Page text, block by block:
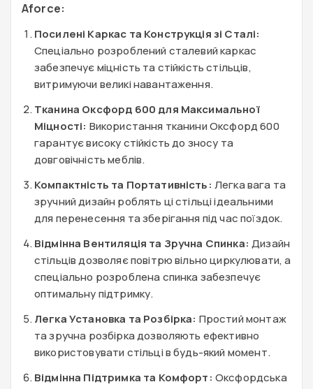
Aforce:
Посилені Каркас та Конструкція зі Сталі:
Спеціально розроблений сталевий каркас
забезпечує міцність та стійкість стільців,
витримуючи великі навантаження.
Тканина Оксфорд 600 для Максимальної
Міцності: Використання тканини Оксфорд 600
гарантує високу стійкість до зносу та
довговічність меблів.
Компактність та Портативність: Легка вага та
зручний дизайн роблять ці стільці ідеальними
для перенесення та зберігання під час поїздок.
Відмінна Вентиляція та Зручна Спинка: Дизайн
стільців дозволяє повітрю вільно циркулювати, а
спеціально розроблена спинка забезпечує
оптимальну підтримку.
Легка Установка та Розбірка: Простий монтаж
та зручна розбірка дозволяють ефективно
використовувати стільці в будь-який момент.
Відмінна Підтримка та Комфорт: Оксфордська